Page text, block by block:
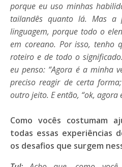
porque eu uso minhas
tailandês quanto lá. Mas
linguagem, porque todo o
em coreano. Por isso, tenho
roteiro e de todo o
eu penso: “Agora é a minha
preciso reagir de certa
outro jeito. E então, “ok, agora
Como vocês costumam
todas essas experiências
os desafios que surgem